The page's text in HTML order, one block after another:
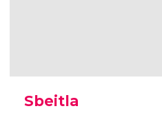
Sbeitla